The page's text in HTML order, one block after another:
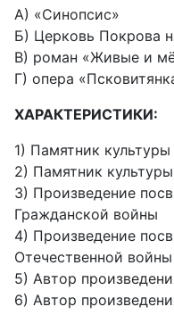
А) «Синопсис»
Б) Церковь Покрова
В) роман «Живые и
Г) опера
ХАРАКТЕРИСТИКИ:
1) Памятник
2) Памятник
3) Произведение
Гражданской войны
4) Произведение
Отечественной войны
5) Автор
6) Автор